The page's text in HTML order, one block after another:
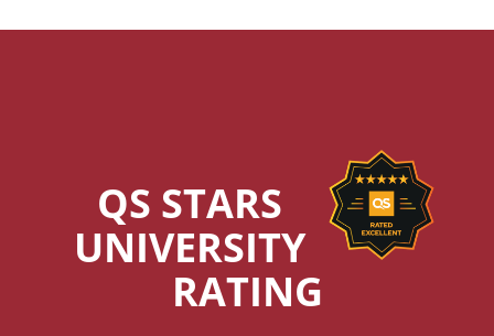
QS STARS
UNIVERSITY
RATING